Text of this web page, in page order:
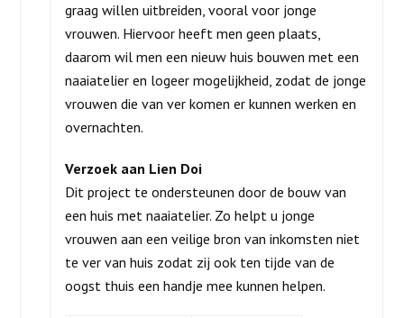
graag willen uitbreiden, vooral voor jonge
vrouwen. Hiervoor heeft men geen plaats,
daarom wil men een nieuw huis bouwen met een
naaiatelier en logeer mogelijkheid, zodat de jonge
vrouwen die van ver komen er kunnen werken en
overnachten.
Verzoek aan Lien Doi
Dit project te ondersteunen door de bouw van
een huis met naaiatelier. Zo helpt u jonge
vrouwen aan een veilige bron van inkomsten niet
te ver van huis zodat zij ook ten tijde van de
oogst thuis een handje mee kunnen helpen.